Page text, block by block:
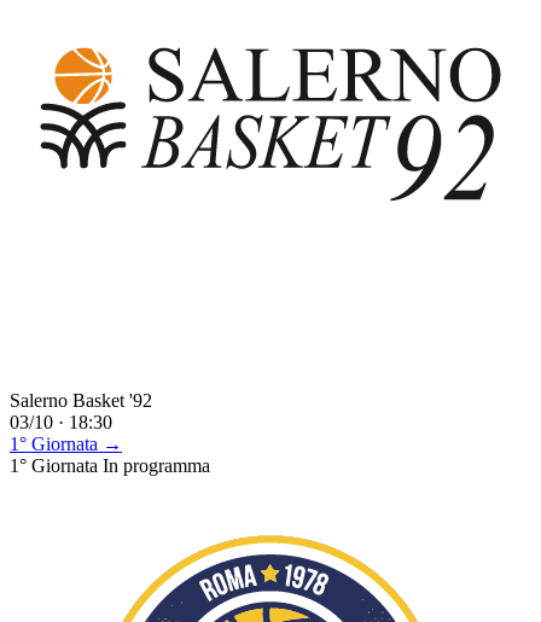
Salerno Basket '92
03/10 · 18:30
1° Giornata →
1° Giornata In programma